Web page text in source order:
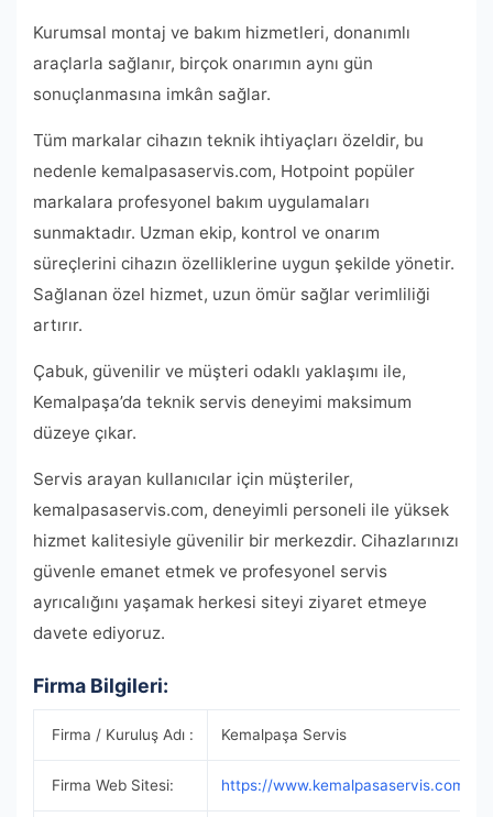
Kurumsal montaj ve bakım hizmetleri, donanımlı
araçlarla sağlanır, birçok onarımın aynı gün
sonuçlanmasına imkân sağlar.
Tüm markalar cihazın teknik ihtiyaçları özeldir, bu
nedenle kemalpasaservis.com, Hotpoint popüler
markalara profesyonel bakım uygulamaları
sunmaktadır. Uzman ekip, kontrol ve onarım
süreçlerini cihazın özelliklerine uygun şekilde yönetir.
Sağlanan özel hizmet, uzun ömür sağlar verimliliği
artırır.
Çabuk, güvenilir ve müşteri odaklı yaklaşımı ile,
Kemalpaşa’da teknik servis deneyimi maksimum
düzeye çıkar.
Servis arayan kullanıcılar için müşteriler,
kemalpasaservis.com, deneyimli personeli ile yüksek
hizmet kalitesiyle güvenilir bir merkezdir. Cihazlarınızı
güvenle emanet etmek ve profesyonel servis
ayrıcalığını yaşamak herkesi siteyi ziyaret etmeye
davete ediyoruz.
Firma Bilgileri:
Firma / Kuruluş Adı : Kemalpaşa Servis
Firma Web Sitesi: https://www.kemalpasaservis.com/